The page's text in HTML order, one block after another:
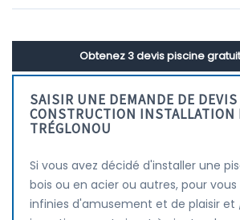
Obtenez 3 devis piscine gratuit
SAISIR UNE DEMANDE DE DEVIS
CONSTRUCTION INSTALLATION
TRÉGLONOU
Si vous avez décidé d'installer une
bois ou en acier ou autres, pour vous
infinies d'amusement et de plaisir